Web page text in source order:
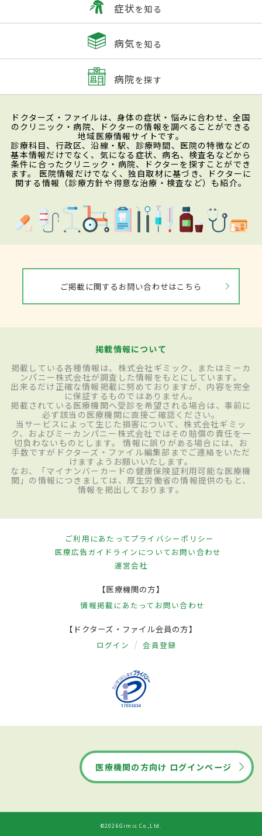
症状を知る
病気を知る
病院を探す
ドクターズ・ファイルは、身体の症状・悩みに合わせ、全国
のクリニック・病院、ドクターの情報を調べることができる
地域医療情報サイトです。
診療科目、行政区、沿線・駅、診療時間、医院の特徴などの
基本情報だけでなく、気になる症状、病名、検査名などから
条件に合ったクリニック・病院、ドクターを探すことができ
ます。 医院情報だけでなく、独自取材に基づき、ドクターに
関する情報（診療方針や得意な治療・検査など）も紹介。
ご掲載に関するお問い合わせはこちら
掲載情報について
掲載している各種情報は、株式会社ギミック、またはミーカ
ンパニー株式会社が調査した情報をもとにしています。
出来るだけ正確な情報掲載に努めておりますが、内容を完全
に保証するものではありません。
掲載されている医療機関へ受診を希望される場合は、事前に
必ず該当の医療機関に直接ご確認ください。
当サービスによって生じた損害について、株式会社ギミッ
ク、およびミーカンパニー株式会社ではその賠償の責任を一
切負わないものとします。 情報に誤りがある場合には、お
手数ですがドクターズ・ファイル編集部までご連絡をいただ
けますようお願いいたします。
なお、「マイナンバーカードの健康保険証利用可能な医療機
関」の情報につきましては、厚生労働省の情報提供のもと、
情報を掲出しております。
ご利用にあたってプライバシーポリシー
医療広告ガイドラインについてお問い合わせ
運営会社
【医療機関の方】
情報掲載にあたって お問い合わせ
【ドクターズ・ファイル会員の方】
ログイン 会員登録
医療機関の方向け ログインページ
©2026Gimic Co.,Ltd.